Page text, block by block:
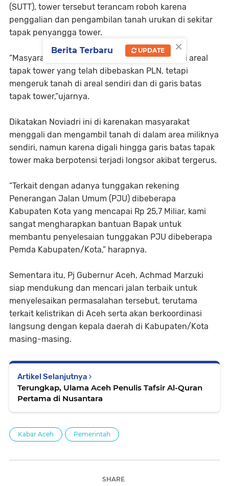
(SUTT), tower tersebut terancam roboh karena
penggalian dan pengambilan tanah urukan di sekitar
tapak penyangga tower.
“Masyarakat tidak menggali langsung tanah di areal
tapak tower yang telah dibebaskan PLN, tetapi
mengeruk tanah di areal sendiri dan di garis batas
tapak tower,”ujarnya.
Dikatakan Noviadri ini di karenakan masyarakat
menggali dan mengambil tanah di dalam area miliknya
sendiri, namun karena digali hingga garis batas tapak
tower maka berpotensi terjadi longsor akibat tergerus.
“Terkait dengan adanya tunggakan rekening
Penerangan Jalan Umum (PJU) dibeberapa
Kabupaten Kota yang mencapai Rp 25,7 Miliar, kami
sangat mengharapkan bantuan Bapak untuk
membantu penyelesaian tunggakan PJU dibeberapa
Pemda Kabupaten/Kota,” harapnya.
Sementara itu, Pj Gubernur Aceh, Achmad Marzuki
siap mendukung dan mencari jalan terbaik untuk
menyelesaikan permasalahan tersebut, terutama
terkait kelistrikan di Aceh serta akan berkoordinasi
langsung dengan kepala daerah di Kabupaten/Kota
masing-masing.
Artikel Selanjutnya
Terungkap, Ulama Aceh Penulis Tafsir Al-Quran
Pertama di Nusantara
Kabar Aceh Pemerintah
SHARE
×
Berita Terbaru UPDATE